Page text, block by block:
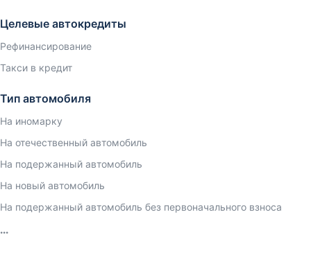
Целевые автокредиты
Рефинансирование
Такси в кредит
Тип автомобиля
На иномарку
На отечественный автомобиль
На подержанный автомобиль
На новый автомобиль
На подержанный автомобиль без первоначального взноса